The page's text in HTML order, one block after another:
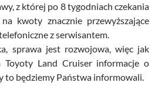
z której po 8 tygodniach czekania
kwoty znacznie przewyższające
z serwisantem.
sprawa jest rozwojowa, więc jak
Toyoty Land Cruiser informacje o
to będziemy Państwa informowali.